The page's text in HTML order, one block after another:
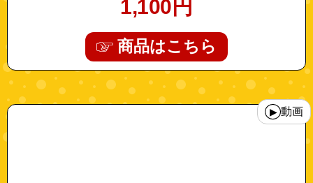
1,100 円
商品はこちら
"a0385-4"
▶ 動画